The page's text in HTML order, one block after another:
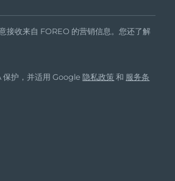
接收来自 FOREO 的营销信息。您还了解
保护，并适用 Google隐私政策 和 服务条